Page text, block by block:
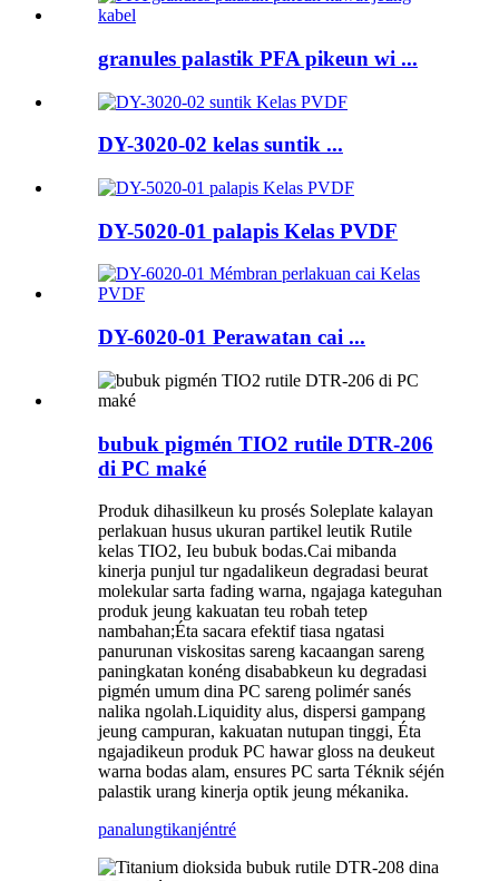
granules palastik PFA pikeun wi ...
DY-3020-02 kelas suntik ...
DY-5020-01 palapis Kelas PVDF
DY-6020-01 Perawatan cai ...
bubuk pigmén TIO2 rutile DTR-206
di PC maké
Produk dihasilkeun ku prosés Soleplate kalayan
perlakuan husus ukuran partikel leutik Rutile
kelas TIO2, Ieu bubuk bodas.Cai mibanda
kinerja punjul tur ngadalikeun degradasi beurat
molekular sarta fading warna, ngajaga kateguhan
produk jeung kakuatan teu robah tetep
nambahan;Éta sacara efektif tiasa ngatasi
panurunan viskositas sareng kacaangan sareng
paningkatan konéng disababkeun ku degradasi
pigmén umum dina PC sareng polimér sanés
nalika ngolah.Liquidity alus, dispersi gampang
jeung campuran, kakuatan nutupan tinggi, Éta
ngajadikeun produk PC hawar gloss na deukeut
warna bodas alam, ensures PC sarta Téknik séjén
palastik urang kinerja optik jeung mékanika.
panalungtikanjéntré